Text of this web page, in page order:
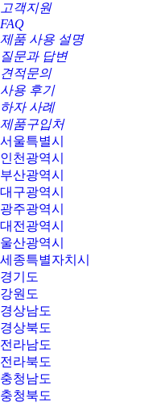
고객지원
FAQ
제품 사용 설명
질문과 답변
견적문의
사용 후기
하자 사례
제품구입처
서울특별시
인천광역시
부산광역시
대구광역시
광주광역시
대전광역시
울산광역시
세종특별자치시
경기도
강원도
경상남도
경상북도
전라남도
전라북도
충청남도
충청북도